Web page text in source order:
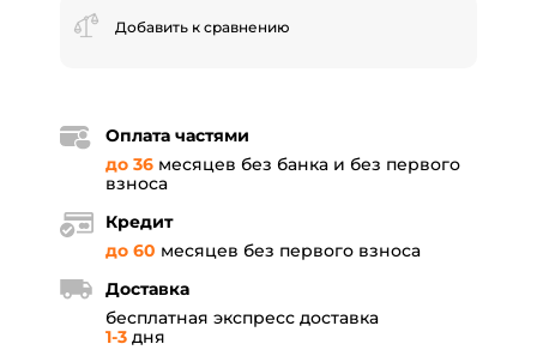
Добавить к сравнению
Оплата частями
до 36 месяцев без банка и без первого
взноса
Кредит
до 60 месяцев без первого взноса
Доставка
бесплатная экспресс доставка
1-3 дня